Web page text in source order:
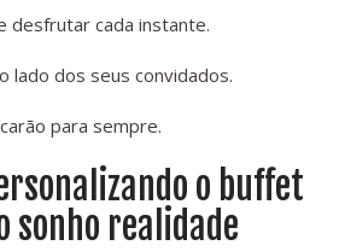
desfrutar cada instante.
lado dos seus convidados.
para sempre.
o buffet
sonho realidade